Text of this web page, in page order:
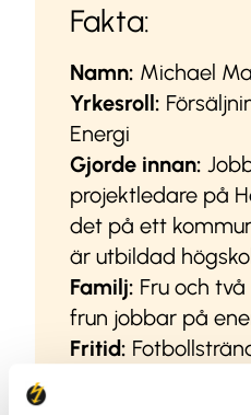
Fakta:
Namn: Michael
Yrkesroll:
Energi
Gjorde innan:
projektledare på
det på ett
är utbildad
Familj: Fru och två
frun jobbar på
Fritid: